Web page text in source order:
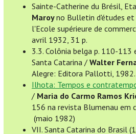
Sainte-Catherine du Brésil,
Maroyno Bulletin d'études
l'Ecole supérieure de
avril 1932, 31 p.
3.3. Colônia belga p. 110-113
Santa Catarina / Walter
Alegre: Editora Pallotti, 1982.
Ilhota: Tempos e
/ Maria do Carmo Ramos
156 na revista Blumenau em
(maio 1982)
VII. Santa Catarina do Brasil